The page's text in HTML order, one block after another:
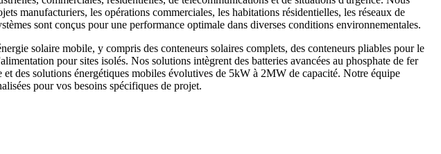
manufacturiers, les opérations commerciales, les habitations résidentielles, les réseaux de
sont conçus pour une performance optimale dans diverses conditions environnementales.
solaire mobile, y compris des conteneurs solaires complets, des conteneurs pliables pour le
pour sites isolés. Nos solutions intègrent des batteries avancées au phosphate de fer
des solutions énergétiques mobiles évolutives de 5kW à 2MW de capacité. Notre équipe
pour vos besoins spécifiques de projet.